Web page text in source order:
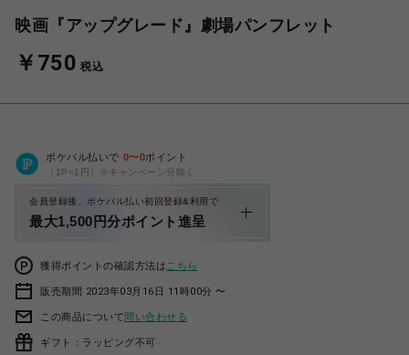
映画『アップグレード』劇場パンフレット
￥750 税込
ポケパル払いで 0〜0ポイント
（1P=1円）※キャンペーン分除く
会員登録後、ポケパル払い初回登録&利用で
最大1,500円分ポイント進呈
獲得ポイントの確認方法は こちら
販売期間 2023年03月16日 11時00分 〜
この商品について問い合わせる
ギフト：ラッピング不可